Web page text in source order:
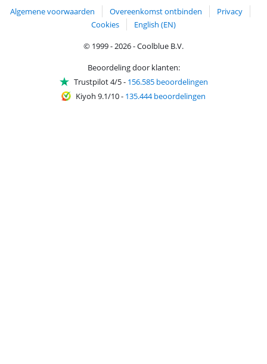
Algemene voorwaarden Overeenkomst ontbinden
Privacy
Cookies
English (EN)
© 1999 - 2026 - Coolblue B.V.
Beoordeling door klanten:
Trustpilot 4/5- 156.585 beoordelingen
Kiyoh 9.1/10- 135.444 beoordelingen